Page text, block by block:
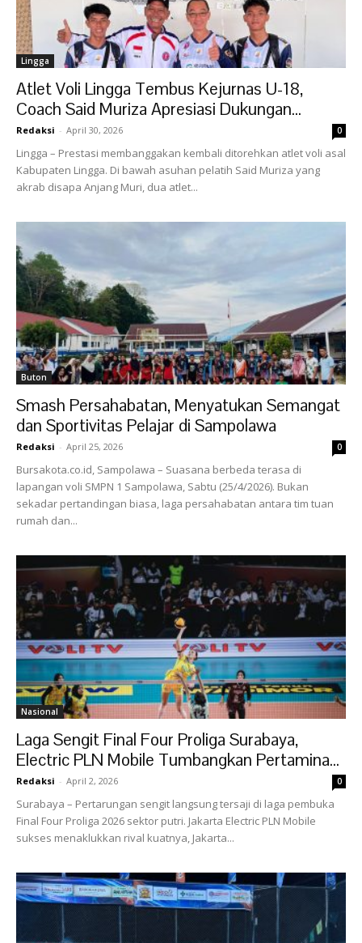
Lingga
Atlet Voli Lingga Tembus Kejurnas U-18,
Coach Said Muriza Apresiasi Dukungan...
Redaksi - April 30, 2026 0
Lingga – Prestasi membanggakan kembali ditorehkan atlet voli asal
Kabupaten Lingga. Di bawah asuhan pelatih Said Muriza yang
akrab disapa Anjang Muri, dua atlet...
Buton
Smash Persahabatan, Menyatukan Semangat
dan Sportivitas Pelajar di Sampolawa
Redaksi - April 25, 2026 0
Bursakota.co.id, Sampolawa – Suasana berbeda terasa di
lapangan voli SMPN 1 Sampolawa, Sabtu (25/4/2026). Bukan
sekadar pertandingan biasa, laga persahabatan antara tim tuan
rumah dan...
Nasional
Laga Sengit Final Four Proliga Surabaya,
Electric PLN Mobile Tumbangkan Pertamina...
Redaksi - April 2, 2026 0
Surabaya – Pertarungan sengit langsung tersaji di laga pembuka
Final Four Proliga 2026 sektor putri. Jakarta Electric PLN Mobile
sukses menaklukkan rival kuatnya, Jakarta...